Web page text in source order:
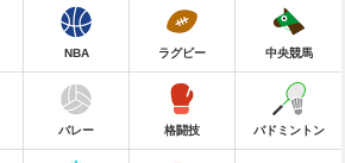
NBA ラグビー 中央競馬
バレー 格闘技 バドミントン